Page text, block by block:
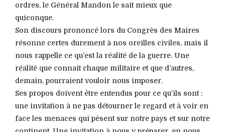
ordres, le Général Mandon le sait mieux que
quiconque.
Son discours prononcé lors du Congrès des Maires
résonne certes durement à nos oreilles civiles, mais il
nous rappelle ce qu’est la réalité de la guerre. Une
réalité que connait chaque militaire et que d’autres,
demain, pourraient vouloir nous imposer.
Ses propos doivent être entendus pour ce qu’ils sont :
une invitation à ne pas détourner le regard et à voir en
face les menaces qui pèsent sur notre pays et sur notre